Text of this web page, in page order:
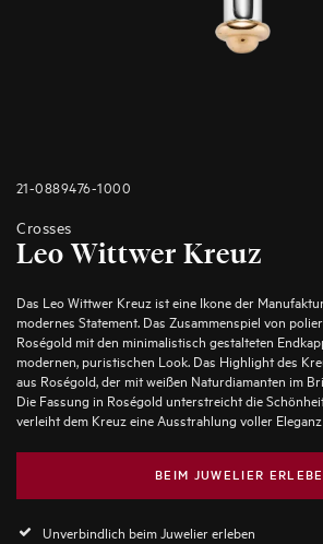
21-0889476-1000
Crosses
Leo Wittwer Kreuz
Das Leo Wittwer Kreuz ist eine Ikone der
modernes Statement. Das Zusammenspiel von
Roségold mit den minimalistisch gestalteten
modernen, puristischen Look. Das Highlight des
aus Roségold, der mit weißen Naturdiamanten im
Die Fassung in Roségold unterstreicht die
verleiht dem Kreuz eine Ausstrahlung voller
BEIM JUWELIER
Unverbindlich beim Juwelier erleben